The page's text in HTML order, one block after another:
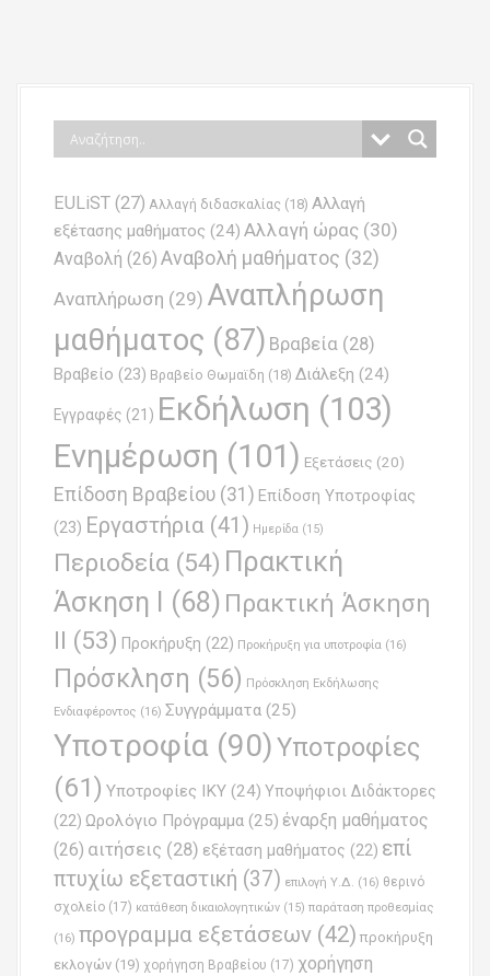
EULiST (27) Αλλαγή διδασκαλίας (18) Αλλαγή
εξέτασης μαθήματος (24) Αλλαγή ώρας (30)
Αναβολή (26) Αναβολή μαθήματος (32)
Αναπλήρωση (29) Αναπλήρωση
μαθήματος (87) Βραβεία (28)
Βραβείο (23) Βραβείο Θωμαϊδη (18) Διάλεξη (24)
Εγγραφές (21) Εκδήλωση (103)
Ενημέρωση (101) Εξετάσεις (20)
Επίδοση Βραβείου (31) Επίδοση Υποτροφίας
(23) Εργαστήρια (41) Ημερίδα (15)
Περιοδεία (54) Πρακτική
Άσκηση Ι
(68) Πρακτική Άσκηση
ΙΙ (53) Προκήρυξη (22) Προκήρυξη για υποτροφία (16)
Πρόσκληση (56) Πρόσκληση Εκδήλωσης
Ενδιαφέροντος (16) Συγγράμματα (25)
Υποτροφία (90)Υποτροφίες
(61) Υποτροφίες ΙΚΥ (24) Υποψήφιοι Διδάκτορες
(22) Ωρολόγιο Πρόγραμμα (25) έναρξη μαθήματος
(26) αιτήσεις (28) εξέταση μαθήματος (22) επί
πτυχίω εξεταστική (37) επιλογή Υ.Δ. (16) θερινό
σχολείο (17) κατάθεση δικαιολογητικών (15) παράταση προθεσμίας
(16) προγραμμα εξετάσεων (42) προκήρυξη
εκλογών (19) χορήγηση Βραβείου (17) χορήγηση